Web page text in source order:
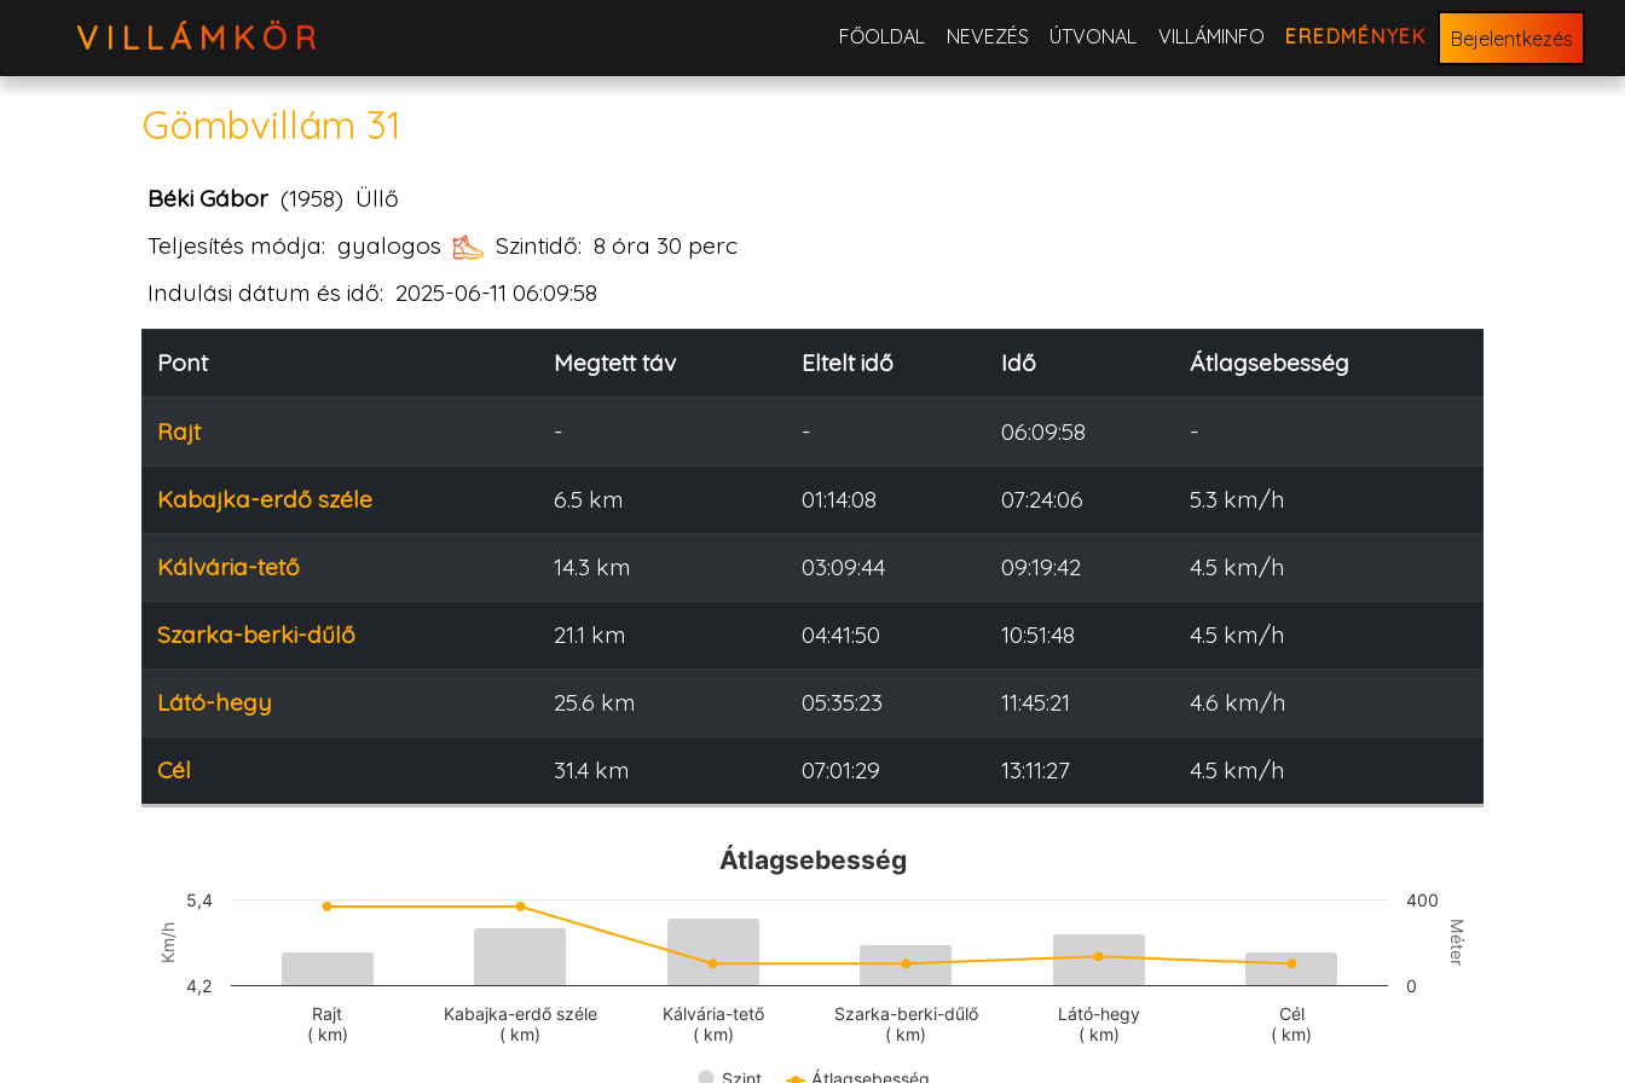
VILLÁMKÖR FŐOLDAL NEVEZÉS ÚTVONAL VILLÁMINFO EREDMÉNYEK Bejelentkezés
Gömbvillám 31
Béki Gábor (1958) Üllő
Teljesítés módja: gyalogos Szintidő: 8 óra 30 perc
Indulási dátum és idő: 2025-06-11 06:09:58
Pont Megtett táv Eltelt idő Idő Átlagsebesség
Rajt - - 06:09:58 -
Kabajka-erdő széle 6.5 km 01:14:08 07:24:06 5.3 km/h
Kálvária-tető 14.3 km 03:09:44 09:19:42 4.5 km/h
Szarka-berki-dűlő 21.1 km 04:41:50 10:51:48 4.5 km/h
Látó-hegy 25.6 km 05:35:23 11:45:21 4.6 km/h
Cél 31.4 km 07:01:29 13:11:27 4.5 km/h
Km/h Méter
Átlagsebesség
Szint
Rajt
( km)
Kabajka-erdő széle
( km)
Kálvária-tető
( km)
Szarka-berki-dűlő
( km)
Látó-hegy
( km)
Cél
( km)
4,2
5,4
0
400